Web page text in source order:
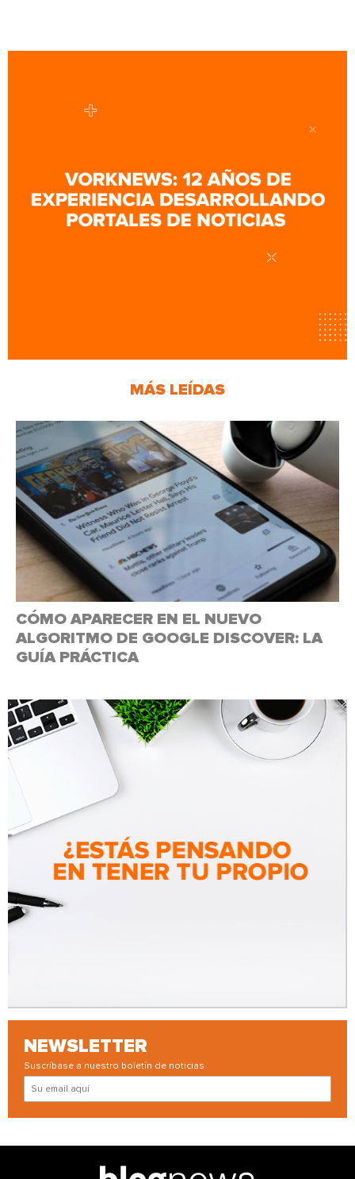
MÁS LEÍDAS
CÓMO APARECER EN EL NUEVO
ALGORITMO DE GOOGLE DISCOVER: LA
GUÍA PRÁCTICA
NEWSLETTER
Suscríbase a nuestro boletín de noticias